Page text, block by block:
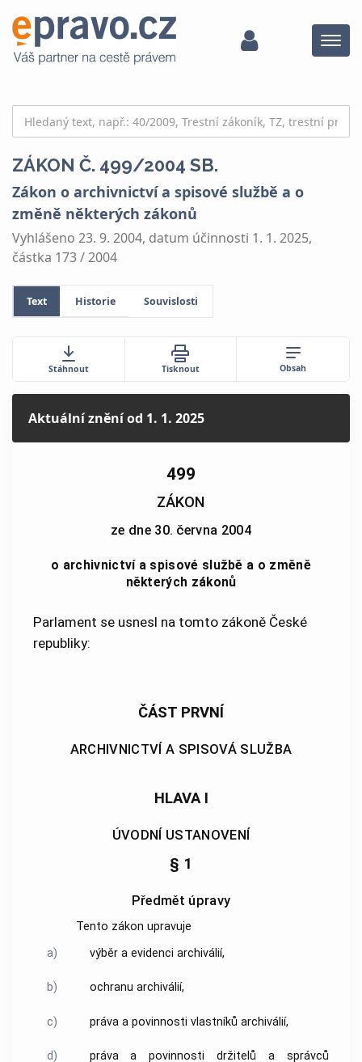
Menu
ZÁKON Č. 499/2004 SB.
Zákon o archivnictví a spisové službě a o
změně některých zákonů
Vyhlášeno 23. 9. 2004, datum účinnosti 1. 1. 2025,
částka 173 / 2004
Text Historie Souvislosti
Stáhnout Tisknout Obsah
Aktuální zněníod 1. 1. 2025
499
ZÁKON
ze dne 30. června 2004
o archivnictví a spisové službě a o změně
některých zákonů
Parlament se usnesl na tomto zákoně České
republiky:
ČÁST PRVNÍ
ARCHIVNICTVÍ A SPISOVÁ SLUŽBA
HLAVA I
ÚVODNÍ USTANOVENÍ
§ 1
Předmět úpravy
Tento zákon upravuje
a)
výběr a evidenci archiválií,
b) ochranu archiválií,
c) práva a povinnosti vlastníků archiválií,
d)
práva a povinnosti držitelů a správců